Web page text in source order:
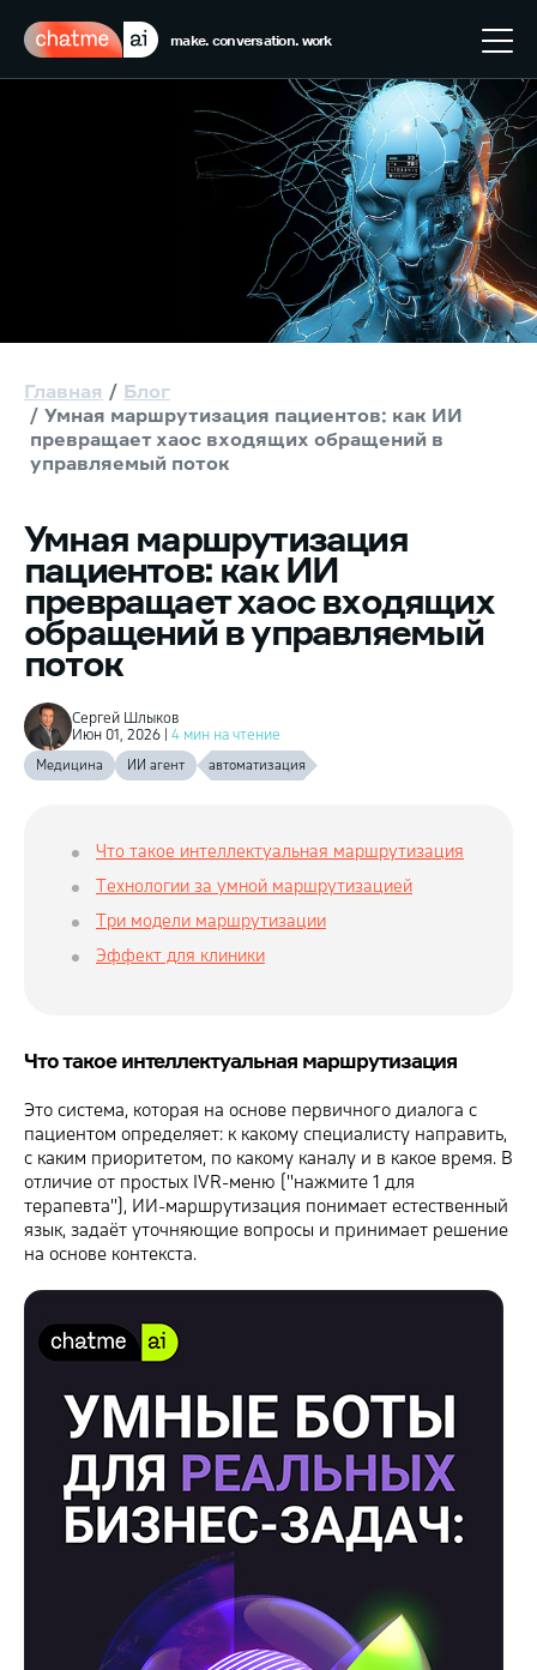
make. conversation. work
Главная
Блог
Умная маршрутизация пациентов: как ИИ
превращает хаос входящих обращений в
управляемый поток
Умная маршрутизация
пациентов: как ИИ
превращает хаос входящих
обращений в управляемый
поток
Сергей Шлыков
Июн 01, 2026 | 4 мин на чтение
Медицина ИИ агент автоматизация
Что такое интеллектуальная маршрутизация
Технологии за умной маршрутизацией
Три модели маршрутизации
Эффект для клиники
Что такое интеллектуальная маршрутизация
Это система, которая на основе первичного диалога с
пациентом определяет: к какому специалисту направить,
с каким приоритетом, по какому каналу и в какое время. В
отличие от простых IVR-меню ("нажмите 1 для
терапевта"), ИИ-маршрутизация понимает естественный
язык, задаёт уточняющие вопросы и принимает решение
на основе контекста.